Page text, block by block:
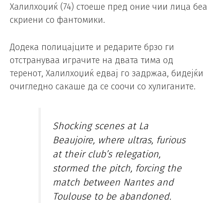
Халилхоџиќ (74) стоеше пред оние чии лица беа
скриени со фантомики.
Додека полицајците и редарите брзо ги
отстрануваа играчите на двата тима од
теренот, Халилхоџиќ едвај го задржаа, бидејќи
очигледно сакаше да се соочи со хулиганите.
Shocking scenes at La
Beaujoire, where ultras, furious
at their club’s relegation,
stormed the pitch, forcing the
match between Nantes and
Toulouse to be abandoned.